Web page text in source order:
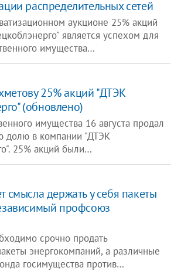
распределительных сетей
аукционе 25% акций
является успехом для
имущества…
25% акций "ДТЭК
(обновлено)
имущества 16 августа продал
долю в компании "ДТЭК
25% акций были…
смысла держать у себя пакеты
профсоюз
срочно продать
энергокомпаний, а различные
госимущества против…